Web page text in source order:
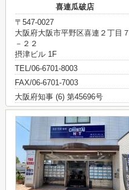
喜連瓜破店
〒547-0027
大阪府大阪市平野区喜連２丁目７
－２２
摂津ビル 1F
TEL/06-6701-8003
FAX/06-6701-7003
大阪府知事 (6) 第45696号